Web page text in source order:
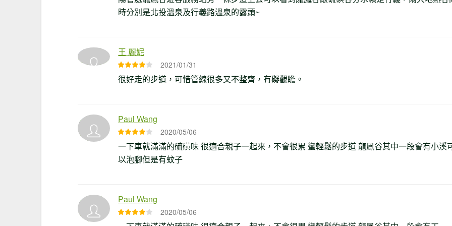
時分別是北投溫泉及行義路溫泉的露頭~
王 麗妮
2021/01/31
很好走的步道，可惜管線很多又不整齊，有礙觀瞻。
Paul Wang
2020/05/06
一下車就滿滿的硫磺味 很適合親子一起來，不會很累 蠻輕鬆的步道 龍鳳谷其中一段會有小溪
以泡腳但是有蚊子
Paul Wang
2020/05/06